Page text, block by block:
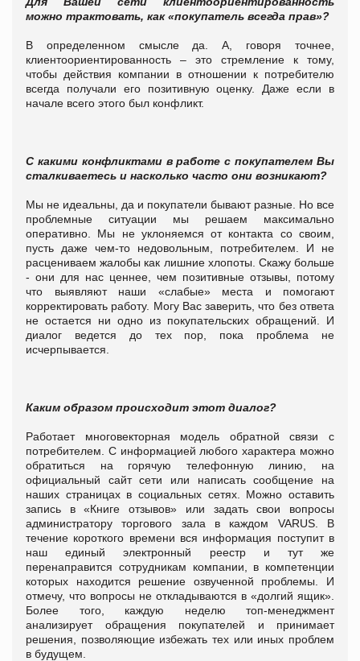
можно трактовать, как «покупатель всегда прав»?
В определенном смысле да. А, говоря точнее,
клиентоориентированность – это стремление к тому,
чтобы действия компании в отношении к потребителю
всегда получали его позитивную оценку. Даже если в
начале всего этого был конфликт.
С какими конфликтами в работе с покупателем Вы
сталкиваетесь и насколько часто они возникают?
Мы не идеальны, да и покупатели бывают разные. Но все
проблемные ситуации мы решаем максимально
оперативно. Мы не уклоняемся от контакта со своим,
пусть даже чем-то недовольным, потребителем. И не
расцениваем жалобы как лишние хлопоты. Скажу больше
- они для нас ценнее, чем позитивные отзывы, потому
что выявляют наши «слабые» места и помогают
корректировать работу. Могу Вас заверить, что без ответа
не остается ни одно из покупательских обращений. И
диалог ведется до тех пор, пока проблема не
исчерпывается.
Каким образом происходит этот диалог?
Работает многовекторная модель обратной связи с
потребителем. С информацией любого характера можно
обратиться на горячую телефонную линию, на
официальный сайт сети или написать сообщение на
наших страницах в социальных сетях. Можно оставить
запись в «Книгеотзывов» или задать свои вопросы
администратору торгового зала в каждом VARUS. В
течение короткого времени вся информация поступит в
наш единый электронный реестр и тут же
перенаправится сотрудникам компании, в компетенции
которых находится решение озвученной проблемы. И
отмечу, что вопросы не откладываются в «долгий ящик».
Более того, каждую неделю топ-менеджмент
анализирует обращения покупателей и принимает
решения, позволяющие избежать тех или иных проблем
в будущем.